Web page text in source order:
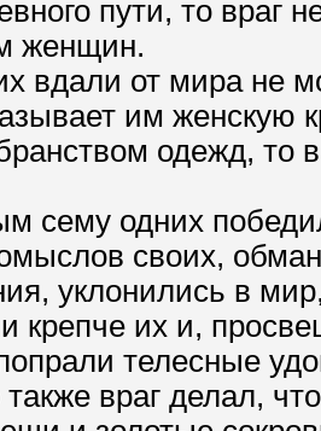
пути, то враг
женщин.
вдали от мира не
им женскую
одежд, то
сему одних
своих,
уклонились в
крепче их и,
телесные
враг делал,